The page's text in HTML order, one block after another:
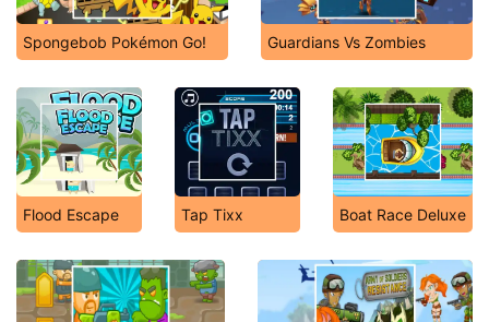
Spongebob Pokémon Go! Guardians Vs Zombies
Flood Escape Tap Tixx Boat Race Deluxe